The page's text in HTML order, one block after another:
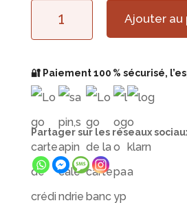
de
Calendrier
l'Avent
Personnalisé
Ajouter au
🔐 Paiement 100 % sécurisé,
Partager sur les réseaux